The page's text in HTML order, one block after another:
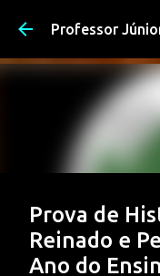
Professor
Prova de
Reinado e
Ano do